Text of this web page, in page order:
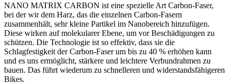
NANO MATRIX CARBON ist eine spezielle Art Carbon-Faser,
bei der wir dem Harz, das die einzelnen Carbon-Fasern
zusammenhält, sehr kleine Partikel im Nanobereich hinzufügen.
Diese wirken auf molekularer Ebene, um vor Beschädigungen zu
schützen. Die Technologie ist so effektiv, dass sie die
Schlagfestigkeit der Carbon-Faser um bis zu 40 % erhöhen kann
und es uns ermöglicht, stärkere und leichtere Verbundrahmen zu
bauen. Das führt wiederum zu schnelleren und widerstandsfähigeren
Bikes.